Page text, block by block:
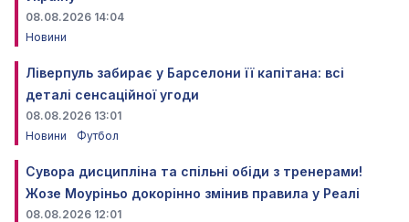
08.08.2026 14:04
Новини
Ліверпуль забирає у Барселони її капітана: всі
деталі сенсаційної угоди
08.08.2026 13:01
Новини
Футбол
Сувора дисципліна та спільні обіди з тренерами!
Жозе Моуріньо докорінно змінив правила у Реалі
08.08.2026 12:01